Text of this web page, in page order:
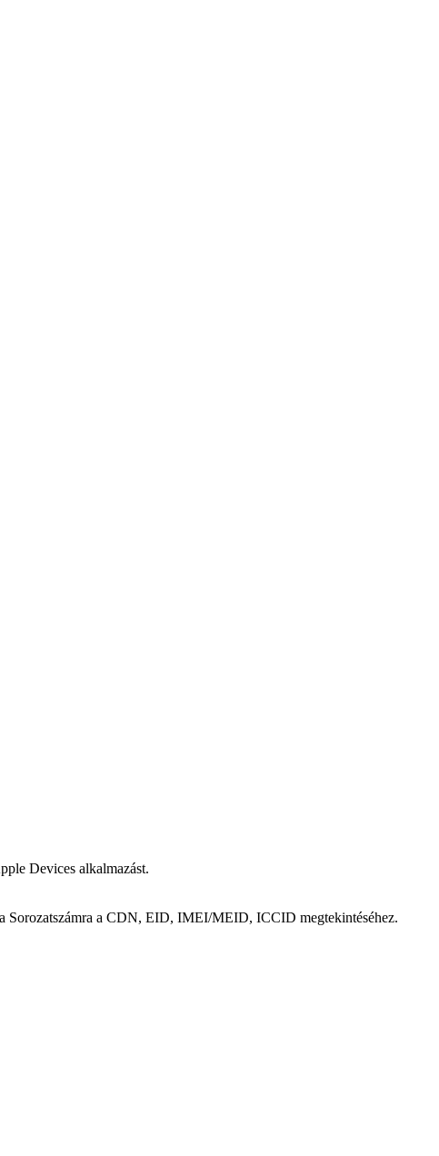
Devices alkalmazást.
Sorozatszámra a CDN, EID, IMEI/MEID, ICCID megtekintéséhez.